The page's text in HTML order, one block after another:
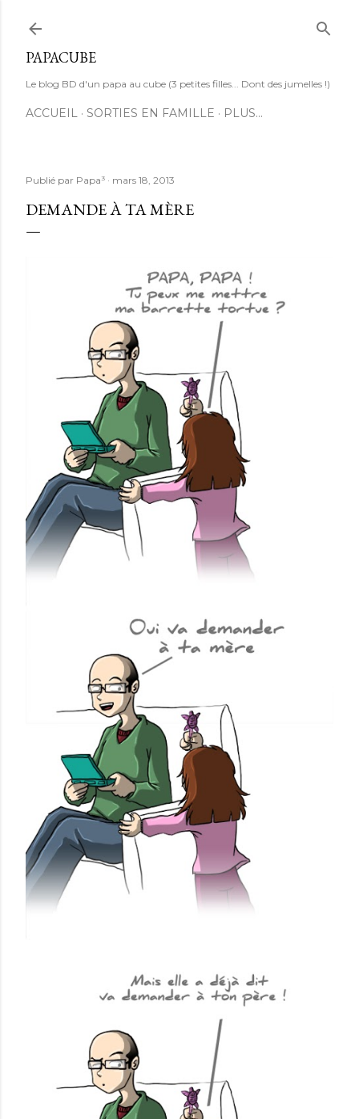
PAPACUBE
Le blog BD d'un papa au cube (3 petites filles... Dont des jumelles !)
ACCUEIL SORTIES EN FAMILLE PLUS…
Publié par Papa³ mars 18, 2013
DEMANDE À TA MÈRE